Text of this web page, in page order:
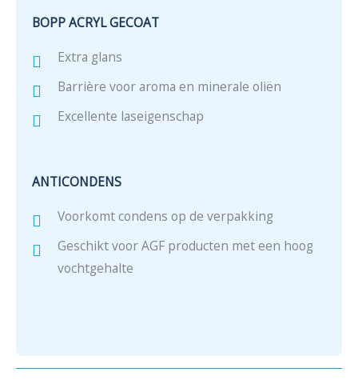
BOPP ACRYL GECOAT
Extra glans
Barrière voor aroma en minerale oliën
Excellente laseigenschap
ANTICONDENS
Voorkomt condens op de verpakking
Geschikt voor AGF producten met een hoog
vochtgehalte